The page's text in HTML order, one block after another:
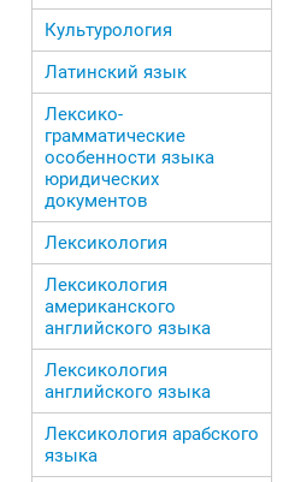
Культурология
Латинский язык
Лексико-
грамматические
особенности языка
юридических
документов
Лексикология
Лексикология
американского
английского языка
Лексикология
английского языка
Лексикология арабского
языка